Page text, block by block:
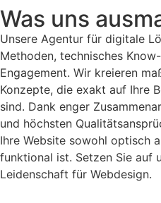
Was uns
Unsere Agentur für digitale
Methoden, technisches
Engagement. Wir kreieren
Konzepte, die exakt auf Ihre
sind. Dank enger
und höchsten
Ihre Website sowohl optisch
funktional ist. Setzen Sie auf
Leidenschaft für Webdesign.